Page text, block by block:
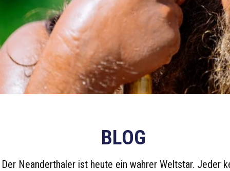
BLOG
Der Neanderthaler ist heute ein wahrer Weltstar. Jeder